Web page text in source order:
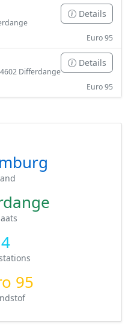
Details
Euro 95
Differdange
Details
Euro 95
4
95